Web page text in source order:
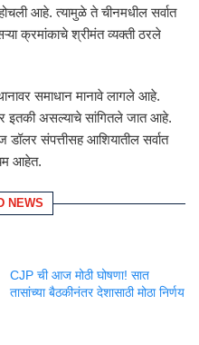
आहे. त्यामुळे ते चीनमधील सर्वात
क्रमांकाचे श्रीमंत व्यक्ती ठरले
समाधान मानावे लागले आहे.
इतकी असल्याचे सांगितले जात आहे.
संपत्तीसह आशियातील सर्वात
आहेत.
NEWS
CJP ची आज मोठी घोषणा! सात
तासांच्या बैठकीनंतर देशासाठी मोठा निर्णय